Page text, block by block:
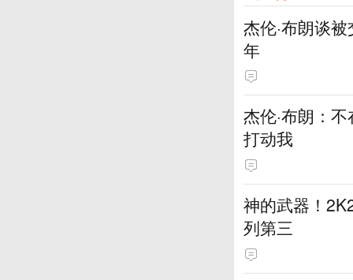
杰伦·布朗谈
年
杰伦·布朗：
打动我
神的武器！
列第三